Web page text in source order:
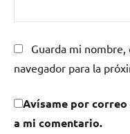
Guarda mi
navegador para la
Avísame por
a mi comentario.